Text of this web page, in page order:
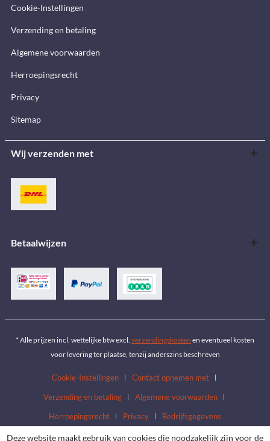
Cookie-Instellingen
Verzending en betaling
Algemene voorwaarden
Herroepingsrecht
Privacy
Sitemap
Wij verzenden met
Betaalwijzen
* Alle prijzen incl. wettelijke btw excl. verzendingskosten en eventueel kosten
voor levering ter plaatse, tenzij anderszins beschreven
Cookie-Instellingen
Contact opnemen met
Verzending en betaling
Algemene voorwaarden
Herroepingsrecht
Privacy Bedrijfsgegevens
Deze website maakt gebruik van cookies die noodzakelijk zijn voor de